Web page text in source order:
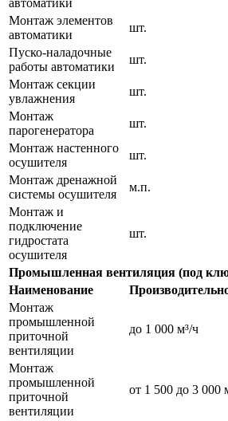
автоматики
Монтаж элементов
автоматики
шт.
Пуско-наладочные
работы автоматики
шт.
Монтаж секции
увлажнения
шт.
Монтаж
парогенератора
шт.
Монтаж настенного
осушителя
шт.
Монтаж дренажной
системы осушителя
м.п.
Монтаж и
подключение
гидростата
осушителя
шт.
Промышленная вентиляция (под
Наименование
Монтаж
промышленной
приточной
вентиляции
до 1 000 м³/ч
Монтаж
промышленной
приточной
вентиляции
от 1 500 до 3 000